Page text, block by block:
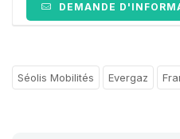
DEMANDE
Séolis Mobilités Evergaz